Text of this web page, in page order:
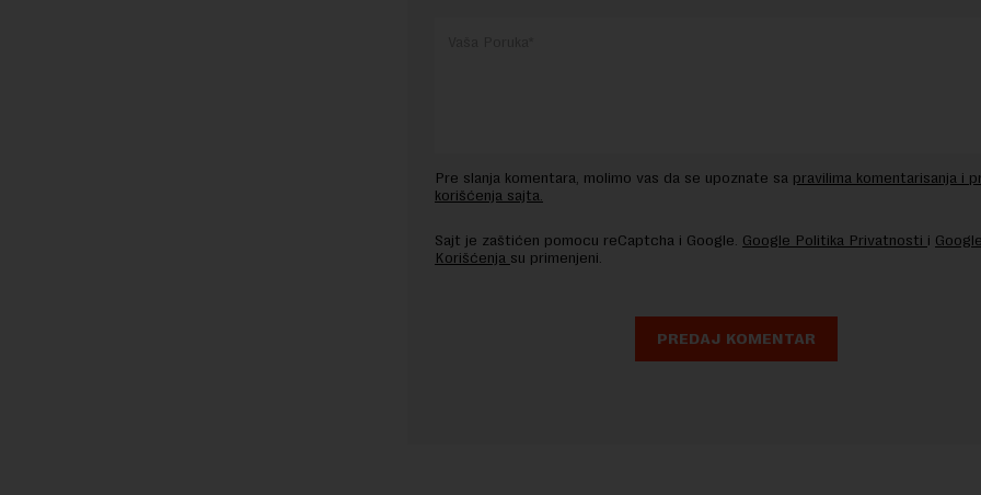
Pre slanja komentara, molimo vas da se upoznate sa pravilima komentarisanja i
korišćenja sajta.
Sajt je zaštićen pomocu reCaptcha i Google. Google Politika Privatnosti i
Korišćenja su primenjeni.